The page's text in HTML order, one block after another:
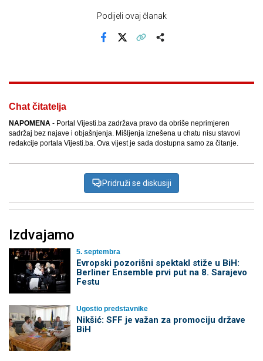
Podijeli ovaj članak
Facebook
Chat čitatelja
NAPOMENA - Portal Vijesti.ba zadržava pravo da obriše neprimjeren
sadržaj bez najave i objašnjenja. Mišljenja iznešena u chatu nisu stavovi
redakcije portala Vijesti.ba. Ova vijest je sada dostupna samo za čitanje.
Pridruži se diskusiji
Izdvajamo
5. septembra
Evropski pozorišni spektakl stiže u BiH:
Berliner Ensemble prvi put na 8. Sarajevo
Festu
Ugostio predstavnike
Nikšić: SFF je važan za promociju države
BiH